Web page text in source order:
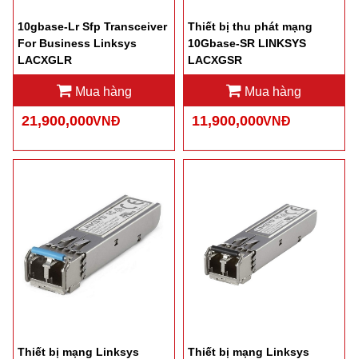
10gbase-Lr Sfp Transceiver
For Business Linksys
LACXGLR
Mua hàng
21,900,000VNĐ
Thiết bị thu phát mạng
10Gbase-SR LINKSYS
LACXGSR
Mua hàng
11,900,000VNĐ
Thiết bị mạng Linksys
Thiết bị mạng Linksys